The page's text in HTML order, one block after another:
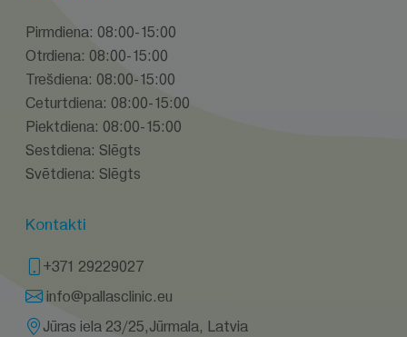
Pirmdiena: 08:00-15:00
Otrdiena: 08:00-15:00
Trešdiena: 08:00-15:00
Ceturtdiena: 08:00-15:00
Piektdiena: 08:00-15:00
Sestdiena: Slēgts
Svētdiena: Slēgts
Kontakti
+371 29229027
info@pallasclinic.eu
Jūras iela 23/25,Jūrmala, Latvia